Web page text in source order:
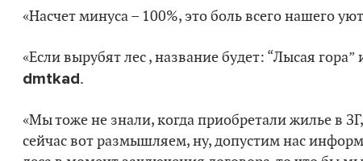
«Насчет минуса – 100%, это боль всего нашего
«Если вырубят лес , название будет: “Лысая
dmtkad.
«Мы тоже не знали, когда приобретали жилье в
сейчас вот размышляем, ну, допустим нас